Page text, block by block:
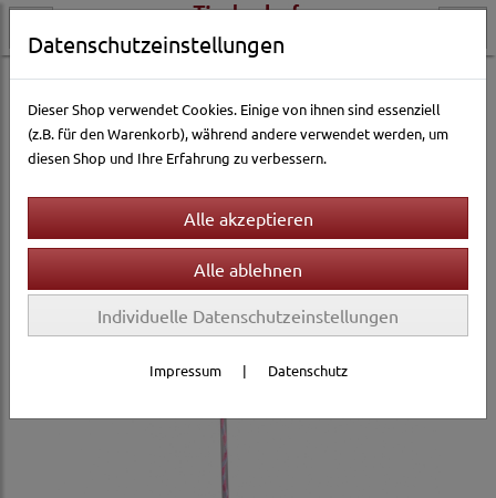
Katzenwelt Katzenspielzeug Katzenspielangeln & Co
Datenschutzeinstellungen
Dieser Shop verwendet Cookies. Einige von ihnen sind essenziell
(z.B. für den Warenkorb), während andere verwendet werden, um
diesen Shop und Ihre Erfahrung zu verbessern.
Individuelle Datenschutzeinstellungen
Impressum | Datenschutz